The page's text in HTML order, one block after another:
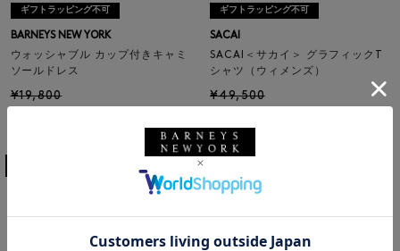
ギフトラッピング不可
BARNEYS NEW YORK
ウォッシャブル カップ付きキャミ
ソールドレス
¥19,800
ギフトラッピング不可
SACAI
SACAI＜サカイ＞ グラフィックT
シャツ（ウィメンズ）
¥49,500
2 colors